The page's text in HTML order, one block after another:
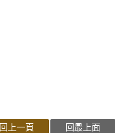
回上一頁 回最上面